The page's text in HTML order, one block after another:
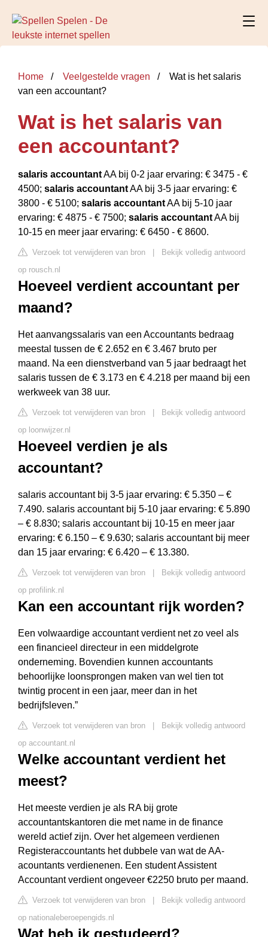
Home Veelgestelde vragen
Wat is het salaris
van een accountant?
Wat is het salaris van
een accountant?
salaris accountantAA bij 0-2 jaar ervaring: € 3475 - €
4500; salaris accountantAA bij 3-5 jaar ervaring: €
3800 - € 5100; salaris accountantAA bij 5-10 jaar
ervaring: € 4875 - € 7500; salaris accountantAA bij
10-15 en meer jaar ervaring: € 6450 - € 8600.
Verzoek tot verwijderen van bron
Bekijk volledig antwoord
op rousch.nl
Hoeveel verdient accountant per
maand?
Het aanvangssalaris van een Accountants bedraag
meestal tussen de € 2.652 en € 3.467 bruto per
maand. Na een dienstverband van 5 jaar bedraagt het
salaris tussen de € 3.173 en € 4.218 per maand bij een
werkweek van 38 uur.
Verzoek tot verwijderen van bron
Bekijk volledig antwoord
op loonwijzer.nl
Hoeveel verdien je als
accountant?
salaris accountant bij 3-5 jaar ervaring: € 5.350 – €
7.490. salaris accountant bij 5-10 jaar ervaring: € 5.890
– € 8.830; salaris accountant bij 10-15 en meer jaar
ervaring: € 6.150 – € 9.630; salaris accountant bij meer
dan 15 jaar ervaring: € 6.420 – € 13.380.
Verzoek tot verwijderen van bron
Bekijk volledig antwoord
op profilink.nl
Kan een accountant rijk worden?
Een volwaardige accountant verdient net zo veel als
een financieel directeur in een middelgrote
onderneming. Bovendien kunnen accountants
behoorlijke loonsprongen maken van wel tien tot
twintig procent in een jaar, meer dan in het
bedrijfsleven.”
Verzoek tot verwijderen van bron
Bekijk volledig antwoord
op accountant.nl
Welke accountant verdient het
meest?
Het meeste verdien je als RA bij grote
accountantskantoren die met name in de finance
wereld actief zijn. Over het algemeen verdienen
Registeraccountants het dubbele van wat de AA-
acountants verdienenen. Een student Assistent
Accountant verdient ongeveer €2250 bruto per maand.
Verzoek tot verwijderen van bron
Bekijk volledig antwoord
op nationaleberoepengids.nl
Wat heb ik gestudeerd?